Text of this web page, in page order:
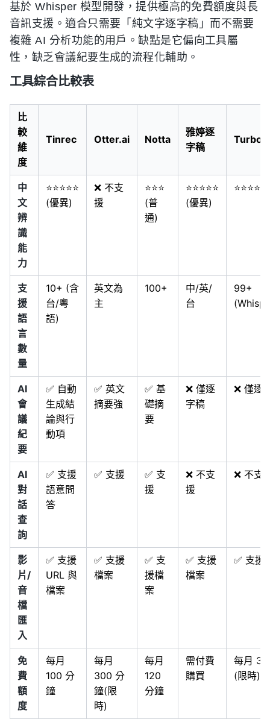
基於 Whisper 模型開發，提供極高的免費額度與長
音訊支援。適合只需要「純文字逐字稿」而不需要
複雜 AI 分析功能的用戶。缺點是它偏向工具屬
性，缺乏會議紀要生成的流程化輔助。
工具綜合比較表
比
較
維
度
Tinrec Otter.ai Notta
雅婷逐
字稿
中
文
辨
識
能
力
⭐⭐⭐⭐⭐
(優異)
❌ 不支
援
⭐⭐⭐
(普
通)
⭐⭐⭐⭐⭐
(優異)
⭐⭐⭐⭐
支
援
語
言
數
量
10+ (含
台/粵
語)
英文為
主
100+
中/英/
台
99+
AI
會
議
紀
要
✅ 自動
生成結
論與行
動項
✅ 英文
摘要強
✅ 基
礎摘
要
❌ 僅逐
字稿
❌ 僅逐
AI
對
話
查
詢
✅ 支援
語意問
答
✅ 支援
✅ 支
援
❌ 不支
援
❌ 不支
影
片/
音
檔
匯
入
✅ 支援
URL 與
檔案
✅ 支援
檔案
✅ 支
援檔
案
✅ 支援
檔案
✅ 支援
免
費
額
度
每月
100 分
鐘
每月
300 分
鐘(限
時)
每月
120
分鐘
需付費
購買
每月 3
(限時)